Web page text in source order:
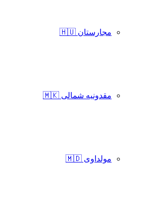
مجارستان 🇭🇺
مقدونیه شمالی 🇲🇰
مولداوی 🇲🇩